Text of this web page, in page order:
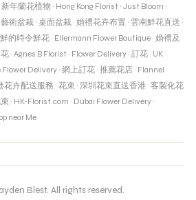
新年蘭花植物 · Hong Kong Florist · Just Bloom ·
藝術盆栽· 桌面盆栽· 婚禮花卉布置 · 雲南鮮花直送 ·
的時令鮮花· Ellermann Flower Boutique· 婚禮及
· Agnes B Florist · Flower Delivery· 訂花· UK
Flower Delivery· 網上訂花· 推薦花店· Flannel
花卉配送服務 · 花束 · 深圳花束直送香港· 客製化花
· HK-Florist.com · Dubai Flower Delivery·
near Me
Blest. All rights reserved.